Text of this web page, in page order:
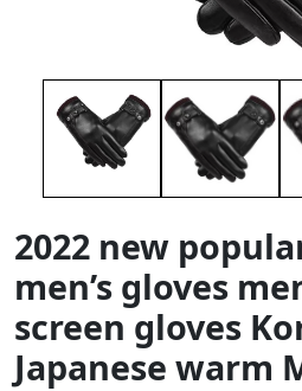
2022 new
men’s gloves
screen gloves
Japanese warm